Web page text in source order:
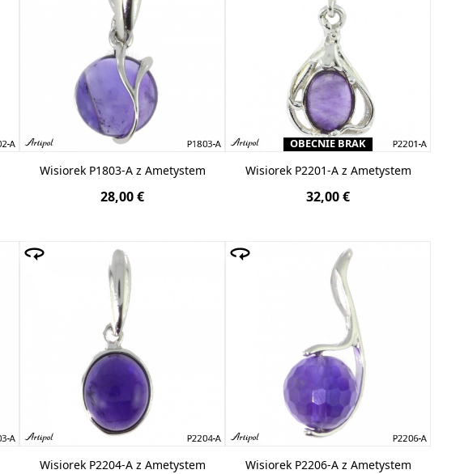
Wisiorek P1803-A z Ametystem
28,00 €
OBECNIE BRAK
Wisiorek P2201-A z Ametystem
32,00 €
Wisiorek P2204-A z Ametystem Wisiorek P2206-A z Ametystem